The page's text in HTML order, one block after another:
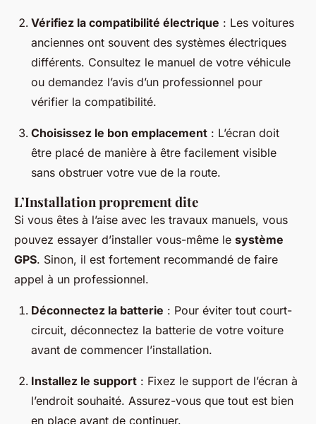
Vérifiez la compatibilité électrique : Les voitures
anciennes ont souvent des systèmes électriques
différents. Consultez le manuel de votre véhicule
ou demandez l’avis d’un professionnel pour
vérifier la compatibilité.
Choisissez le bon emplacement : L’écran doit
être placé de manière à être facilement visible
sans obstruer votre vue de la route.
L’Installation proprement dite
Si vous êtes à l’aise avec les travaux manuels, vous
pouvez essayer d’installer vous-même le système
GPS. Sinon, il est fortement recommandé de faire
appel à un professionnel.
Déconnectez la batterie : Pour éviter tout court-
circuit, déconnectez la batterie de votre voiture
avant de commencer l’installation.
Installez le support : Fixez le support de l’écran à
l’endroit souhaité. Assurez-vous que tout est bien
en place avant de continuer.